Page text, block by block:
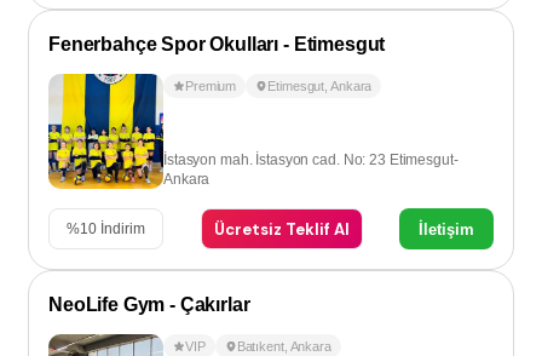
Fenerbahçe Spor Okulları - Etimesgut
Premium Etimesgut ,Ankara
İstasyon mah. İstasyon cad. No: 23 Etimesgut-
Ankara
%10 İndirim Ücretsiz Teklif Al İletişim
NeoLife Gym - Çakırlar
VIP Batıkent, Ankara